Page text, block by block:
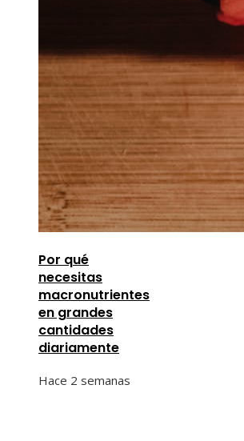
Por qué
necesitas
macronutrientes
en grandes
cantidades
diariamente
Hace 2 semanas